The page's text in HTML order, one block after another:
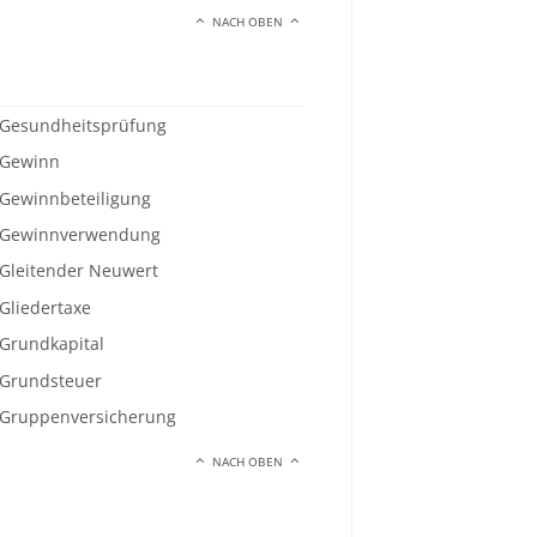
NACH OBEN
Gesundheitsprüfung
Gewinn
Gewinnbeteiligung
Gewinnverwendung
Gleitender Neuwert
Gliedertaxe
Grundkapital
Grundsteuer
Gruppenversicherung
NACH OBEN